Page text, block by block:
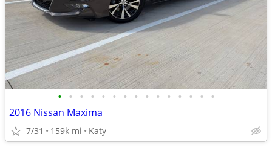
• • • • • • • • • • • • • • •
2016 Nissan Maxima
7/31 159k mi Katy